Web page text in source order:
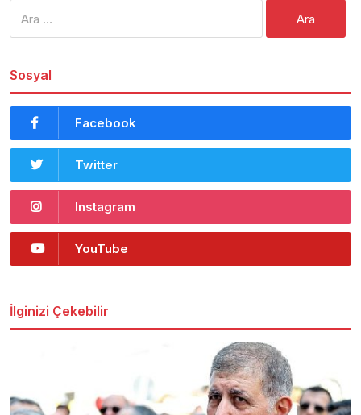
Sosyal
Facebook
Twitter
Instagram
YouTube
İlginizi Çekebilir